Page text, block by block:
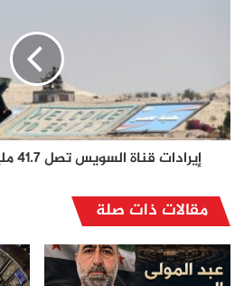
إيرادات قناة السويس تصل 41.7 مليار دولار خلال 7 أعوام
مقالات ذات صلة